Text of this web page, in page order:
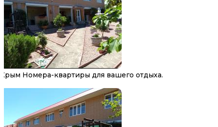
Крым Номера-квартиры для вашего отдыха.